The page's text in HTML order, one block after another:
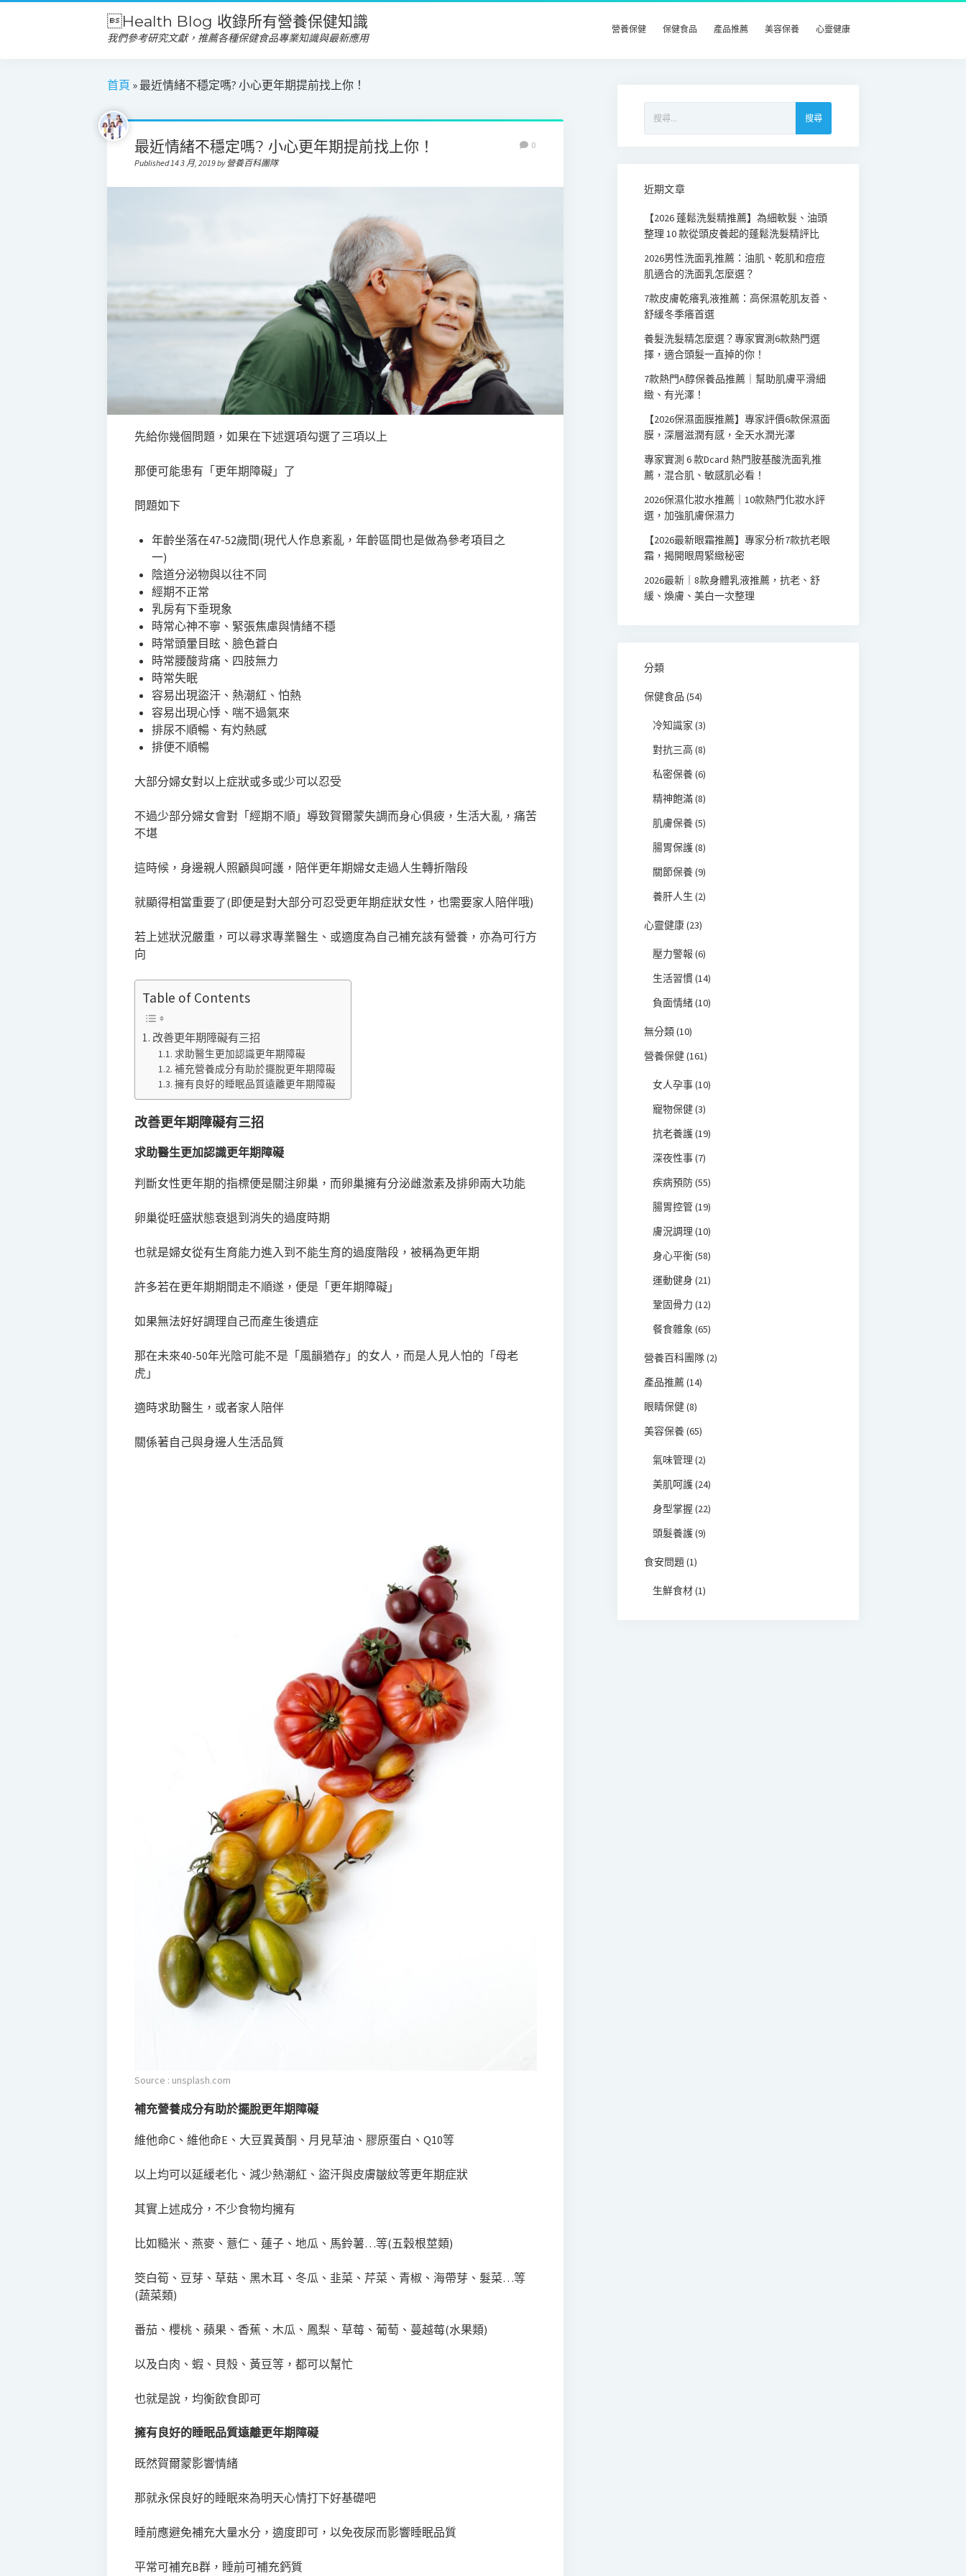
Health Blog 收錄所有營養保健知識
我們參考研究文獻，推薦各種保健食品專業知識與最新應用
營養保健 保健食品 產品推薦 美容保養 心靈健康
首頁 » 最近情緒不穩定嗎? 小心更年期提前找上你！
最近情緒不穩定嗎? 小心更年期提前找上你！
Published 14 3 月, 2019 by 營養百科團隊
0
先給你幾個問題，如果在下述選項勾選了三項以上
那便可能患有「更年期障礙」了
問題如下
年齡坐落在47-52歲間(現代人作息紊亂，年齡區間也是做為參考項目之
一)
陰道分泌物與以往不同
經期不正常
乳房有下垂現象
時常心神不寧、緊張焦慮與情緒不穩
時常頭暈目眩、臉色蒼白
時常腰酸背痛、四肢無力
時常失眠
容易出現盜汗、熱潮紅、怕熱
容易出現心悸、喘不過氣來
排尿不順暢、有灼熱感
排便不順暢
大部分婦女對以上症狀或多或少可以忍受
不過少部分婦女會對「經期不順」導致賀爾蒙失調而身心俱疲，生活大亂，痛苦
不堪
這時候，身邊親人照顧與呵護，陪伴更年期婦女走過人生轉折階段
就顯得相當重要了(即便是對大部分可忍受更年期症狀女性，也需要家人陪伴哦)
若上述狀況嚴重，可以尋求專業醫生、或適度為自己補充該有營養，亦為可行方
向
Table of Contents
改善更年期障礙有三招
求助醫生更加認識更年期障礙
補充營養成分有助於擺脫更年期障礙
擁有良好的睡眠品質遠離更年期障礙
改善更年期障礙有三招
求助醫生更加認識更年期障礙
判斷女性更年期的指標便是關注卵巢，而卵巢擁有分泌雌激素及排卵兩大功能
卵巢從旺盛狀態衰退到消失的過度時期
也就是婦女從有生育能力進入到不能生育的過度階段，被稱為更年期
許多若在更年期期間走不順遂，便是「更年期障礙」
如果無法好好調理自己而產生後遺症
那在未來40-50年光陰可能不是「風韻猶存」的女人，而是人見人怕的「母老
虎」
適時求助醫生，或者家人陪伴
關係著自己與身邊人生活品質
Source : unsplash.com
補充營養成分有助於擺脫更年期障礙
維他命C、維他命E、大豆異黃酮、月見草油、膠原蛋白、Q10等
以上均可以延緩老化、減少熱潮紅、盜汗與皮膚皺紋等更年期症狀
其實上述成分，不少食物均擁有
比如糙米、燕麥、薏仁、蓮子、地瓜、馬鈴薯…等(五穀根莖類)
筊白筍、豆芽、草菇、黑木耳、冬瓜、韭菜、芹菜、青椒、海帶芽、髮菜…等
(蔬菜類)
番茄、櫻桃、蘋果、香蕉、木瓜、鳳梨、草莓、葡萄、蔓越莓(水果類)
以及白肉、蝦、貝殼、黃豆等，都可以幫忙
也就是說，均衡飲食即可
擁有良好的睡眠品質遠離更年期障礙
既然賀爾蒙影響情緒
那就永保良好的睡眠來為明天心情打下好基礎吧
睡前應避免補充大量水分，適度即可，以免夜尿而影響睡眠品質
平常可補充B群，睡前可補充鈣質
近期文章
【2026 蓬鬆洗髮精推薦】為細軟髮、油頭
整理 10 款從頭皮養起的蓬鬆洗髮精評比
2026男性洗面乳推薦：油肌、乾肌和痘痘
肌適合的洗面乳怎麼選？
7款皮膚乾癢乳液推薦：高保濕乾肌友善、
舒緩冬季癢首選
養髮洗髮精怎麼選？專家實測6款熱門選
擇，適合頭髮一直掉的你！
7款熱門A醇保養品推薦｜幫助肌膚平滑細
緻、有光澤！
【2026保濕面膜推薦】專家評價6款保濕面
膜，深層滋潤有感，全天水潤光澤
專家實測 6 款Dcard 熱門胺基酸洗面乳推
薦，混合肌、敏感肌必看！
2026保濕化妝水推薦｜10款熱門化妝水評
選，加強肌膚保濕力
【2026最新眼霜推薦】專家分析7款抗老眼
霜，揭開眼周緊緻秘密
2026最新｜8款身體乳液推薦，抗老、舒
緩、煥膚、美白一次整理
分類
保健食品 (54)
冷知識家 (3)
對抗三高(8)
私密保養(6)
精神飽滿(8)
肌膚保養(5)
腸胃保護(8)
關節保養(9)
養肝人生 (2)
心靈健康(23)
壓力警報 (6)
生活習慣(14)
負面情緒(10)
無分類(10)
營養保健(161)
女人孕事(10)
寵物保健(3)
抗老養護(19)
深夜性事(7)
疾病預防(55)
腸胃控管(19)
膚況調理 (10)
身心平衡(58)
運動健身 (21)
鞏固骨力 (12)
餐食雜象 (65)
營養百科團隊(2)
產品推薦(14)
眼睛保健(8)
美容保養(65)
氣味管理 (2)
美肌呵護(24)
身型掌握 (22)
頭髮養護(9)
食安問題(1)
生鮮食材(1)